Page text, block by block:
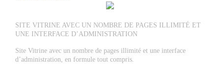
SITE VITRINE AVEC UN NOMBRE DE PAGES ILLIMITÉ ET
UNE INTERFACE D’ADMINISTRATION
Site Vitrine avec un nombre de pages illimité et une interface
d’administration, en formule tout compris.